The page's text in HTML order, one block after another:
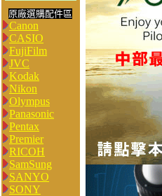
原廠選購配件區
Canon
CASIO
FujiFilm
JVC
Kodak
Nikon
Olympus
Panasonic
Pentax
Premier
RICOH
SamSung
SANYO
SONY